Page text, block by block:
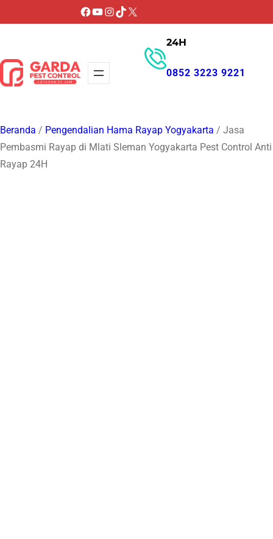
ke
Facebook
YouTube
Instagram
TikTok
X
24H
0852 3223 9221
Beranda / Pengendalian Hama Rayap Yogyakarta / Jasa
Pembasmi Rayap di Mlati Sleman Yogyakarta Pest Control Anti
Rayap 24H